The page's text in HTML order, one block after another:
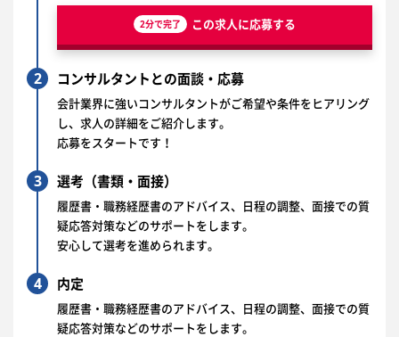
2分で完了 この求人に応募する
2 コンサルタントとの面談・応募
会計業界に強いコンサルタントがご希望や条件をヒアリング
し、求人の詳細をご紹介します。
応募をスタートです！
3 選考（書類・面接）
履歴書・職務経歴書のアドバイス、日程の調整、面接での質
疑応答対策などのサポートをします。
安心して選考を進められます。
4 内定
履歴書・職務経歴書のアドバイス、日程の調整、面接での質
疑応答対策などのサポートをします。